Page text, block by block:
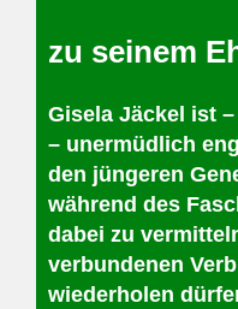
zu seinem
Gisela Jäckel ist
– unermüdlich
den jüngeren
während des
dabei zu
verbundenen
wiederholen